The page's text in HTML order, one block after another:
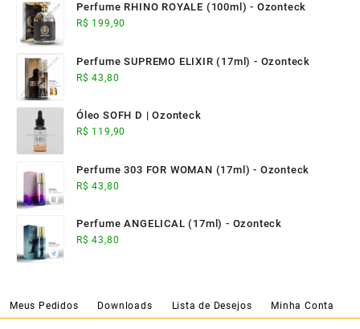
Perfume RHINO ROYALE (100ml) - Ozonteck
R$ 199,90
Perfume SUPREMO ELIXIR (17ml) - Ozonteck
R$ 43,80
Óleo SOFH D | Ozonteck
R$ 119,90
Perfume 303 FOR WOMAN (17ml) - Ozonteck
R$ 43,80
Perfume ANGELICAL (17ml) - Ozonteck
R$ 43,80
Meus Pedidos Downloads Lista de Desejos Minha Conta